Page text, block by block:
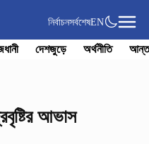
নির্বাচনসর্বশেষEN
দেশজুড়ে অর্থনীতি
আভাস